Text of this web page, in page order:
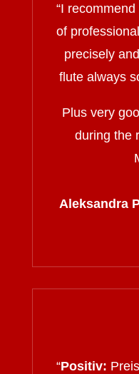
“I
of
precisely
flute always
Plus very
during the
Aleksandra
“Positiv: